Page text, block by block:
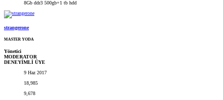
8Gb ddr3 500gb+1 tb hdd
strangerone
MASTER YODA
Yönetici
MODERATOR
DENEYİMLİ ÜYE
9 Haz 2017
18,985
9,678